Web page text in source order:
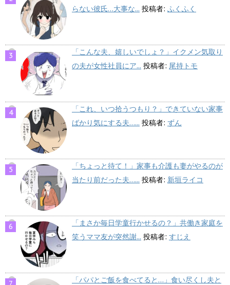
らない彼氏…大事な... 投稿者: ふくふく
「こんな夫、嬉しいでしょ？」イクメン気取り
の夫が女性社員にア... 投稿者: 尾持トモ
「これ、いつ拾うつもり？」できていない家事
ばかり気にする夫…... 投稿者: ずん
「ちょっと待て！」家事も介護も妻がやるのが
当たり前だった夫…... 投稿者: 新垣ライコ
「まさか毎日学童行かせるの？」共働き家庭を
笑うママ友が突然謝... 投稿者: すじえ
「パパとご飯を食べてると…」食い尽くし夫と